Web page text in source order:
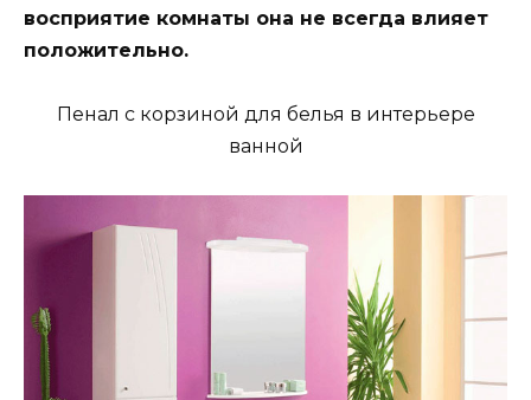
восприятие комнаты она не всегда влияет
положительно.
Пенал с корзиной для белья в интерьере
ванной